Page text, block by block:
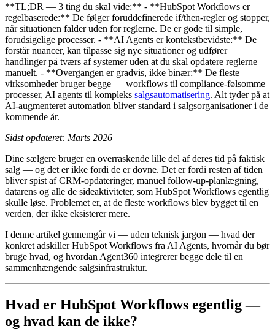
**TL;DR — 3 ting du skal vide:** - **HubSpot Workflows er
regelbaserede:** De følger foruddefinerede if/then-regler og stopper,
når situationen falder uden for reglerne. De er gode til simple,
forudsigelige processer. - **AI Agents er kontekstbevidste:** De
forstår nuancer, kan tilpasse sig nye situationer og udfører
handlinger på tværs af systemer uden at du skal opdatere reglerne
manuelt. - **Overgangen er gradvis, ikke binær:** De fleste
virksomheder bruger begge — workflows til compliance-følsomme
processer, AI agents til kompleks salgsautomatisering. Alt tyder på at
AI-augmenteret automation bliver standard i salgsorganisationer i de
kommende år.
Sidst opdateret: Marts 2026
Dine sælgere bruger en overraskende lille del af deres tid på faktisk
salg — og det er ikke fordi de er dovne. Det er fordi resten af tiden
bliver spist af CRM-opdateringer, manuel follow-up-planlægning,
datarens og alle de sideaktiviteter, som HubSpot Workflows egentlig
skulle løse. Problemet er, at de fleste workflows blev bygget til en
verden, der ikke eksisterer mere.
I denne artikel gennemgår vi — uden teknisk jargon — hvad der
konkret adskiller HubSpot Workflows fra AI Agents, hvornår du bør
bruge hvad, og hvordan Agent360 integrerer begge dele til en
sammenhængende salgsinfrastruktur.
Hvad er HubSpot Workflows egentlig —
og hvad kan de ikke?